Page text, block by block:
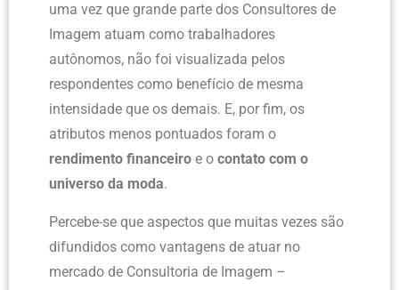
uma vez que grande parte dos Consultores de
Imagem atuam como trabalhadores
autônomos, não foi visualizada pelos
respondentes como benefício de mesma
intensidade que os demais. E, por fim, os
atributos menos pontuados foram o
rendimento financeiro e o contato com o
universo da moda.
Percebe-se que aspectos que muitas vezes são
difundidos como vantagens de atuar no
mercado de Consultoria de Imagem –